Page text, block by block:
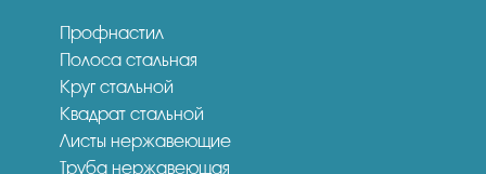
Профнастил
Полоса стальная
Круг стальной
Квадрат стальной
Листы нержавеющие
Труба нержавеющая